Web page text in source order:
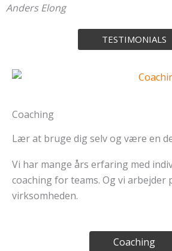
Anders Elong
TESTIMONIALS
Coaching
Lær at bruge dig selv og være en
Vi har mange års erfaring med
coaching for teams. Og vi arbejder
virksomheden.
Coaching